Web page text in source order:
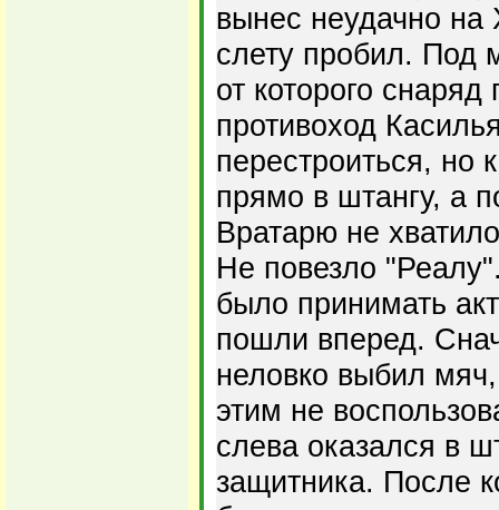
вынес неудачно
слету пробил. Под
от которого снаряд
противоход
перестроиться, но
прямо в штангу, а
Вратарю не
Не повезло
было принимать
пошли вперед.
неловко выбил
этим не
слева оказался в
защитника. После